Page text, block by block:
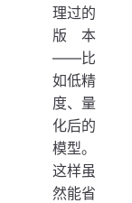
理过的
版本
——比
如低精
度、量
化后的
模型。
这样虽
然能省